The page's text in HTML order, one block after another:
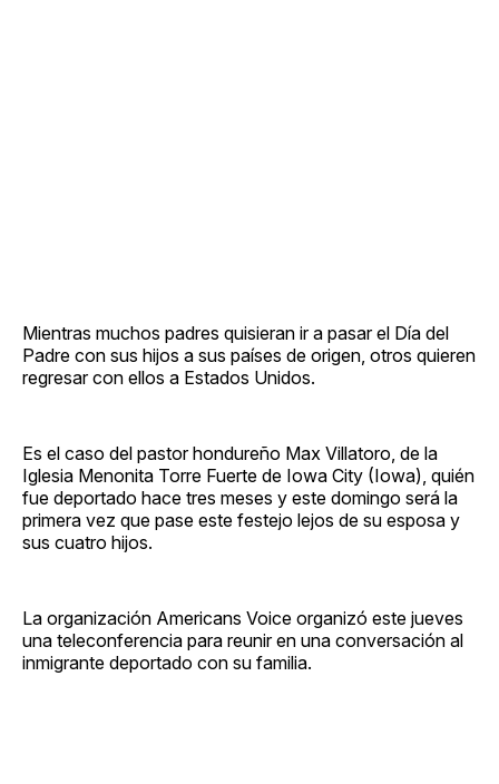
Mientras muchos padres quisieran ir a pasar el Día del
Padre con sus hijos a sus países de origen, otros quieren
regresar con ellos a Estados Unidos.
Es el caso del pastor hondureño Max Villatoro, de la
Iglesia Menonita Torre Fuerte de Iowa City (Iowa), quién
fue deportado hace tres meses y este domingo será la
primera vez que pase este festejo lejos de su esposa y
sus cuatro hijos.
La organización Americans Voice organizó este jueves
una teleconferencia para reunir en una conversación al
inmigrante deportado con su familia.